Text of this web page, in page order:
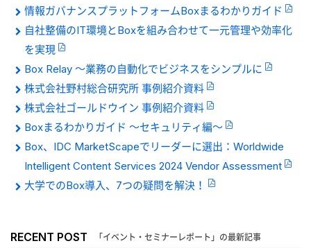
情報ガバナンスプラットフォームBoxまるわかりガイド
自社整備のIT環境とBoxを組み合わせて一元管理や効率化
を実現
Box Relay 〜業務の自動化でビジネスをシンプルに
株式会社野村総合研究所 事例紹介資料
株式会社ゴールドウイン 事例紹介資料
Boxまるわかりガイド 〜セキュリティ編〜
Box、IDC MarketScapeでリーダーに選出：Worldwide
Intelligent Content Services 2024 Vendor Assessment
大学でのBox導入、7つの疑問を解決！
RECENT POST 「イベント・セミナーレポート」の最新記事